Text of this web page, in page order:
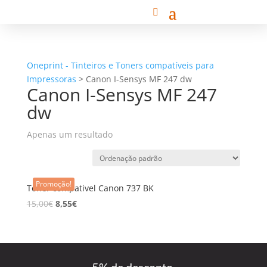
Oneprint - Tinteiros e Toners compatíveis para
Impressoras > Canon I-Sensys MF 247 dw
Canon I-Sensys MF 247
dw
Apenas um resultado
Promoção!
Toner compativel Canon 737 BK
15,00€ 8,55€